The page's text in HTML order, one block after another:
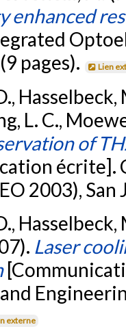
enhanced
pages).
Lien
Hasselbeck,
L. C.,
of
écrite].
2003),
Hasselbeck,
Laser
externe